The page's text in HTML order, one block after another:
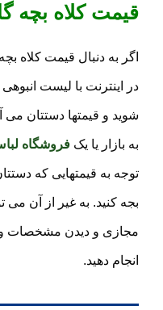
قیمت کلاه بچه
اگر به دنبال قیمت کلاه
در اینترنت با لیست انبوهی
شوید و قیمتها دستتان می
به بازار یا یک فروشگاه
توجه به قیمتهایی که
بجه کنید. به غیر از آن
مجازی و دیدن مشخصات
انجام دهید.